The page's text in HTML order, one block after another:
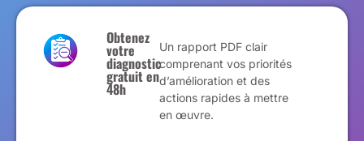
Obtenez
votre
diagnostic
gratuit en
48h
Un rapport PDF clair
comprenant vos priorités
d’amélioration et des
actions rapides à mettre
en œuvre.